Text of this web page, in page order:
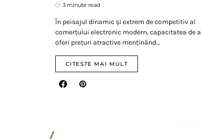
3 minute read
În peisajul dinamic și extrem de competitiv al
comerțului electronic modern, capacitatea de a
oferi prețuri atractive menținând…
CITESTE MAI MULT